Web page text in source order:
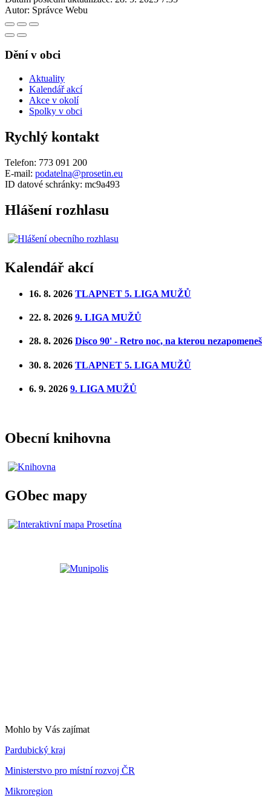
Autor: Správce Webu
Dění v obci
Aktuality
Kalendář akcí
Akce v okolí
Spolky v obci
Rychlý kontakt
Telefon: 773 091 200
E-mail: podatelna@prosetin.eu
ID datové schránky: mc9a493
Hlášení rozhlasu
Kalendář akcí
16. 8. 2026 TLAPNET 5. LIGA MUŽŮ
22. 8. 2026 9. LIGA MUŽŮ
28. 8. 2026 Disco 90' - Retro noc, na kterou nezapomeneš
30. 8. 2026 TLAPNET 5. LIGA MUŽŮ
6. 9. 2026 9. LIGA MUŽŮ
Obecní knihovna
GObec mapy
Mohlo by Vás zajímat
Pardubický kraj
Ministerstvo pro místní rozvoj ČR
Mikroregion